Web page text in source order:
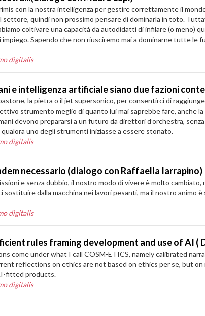
con la nostra intelligenza per gestire correttamente il
settore, quindi non prossimo pensare di dominarla in toto.
coltivare una capacità da autodidatti di infilare (o
Sapendo che non riusciremo mai a dominarne tutte le
digitalis
e intelligenza artificiale siano due fazioni
la pietra o il jet supersonico, per consentirci di
strumento meglio di quanto lui mai saprebbe fare, anche
devono prepararsi a un futuro da direttori d’orchestra,
uno degli strumenti iniziasse a essere stonato.
digitalis
necessario (dialogo con Raffaella Iarrapino)
e senza dubbio, il nostro modo di vivere è molto
sostituire dalla macchina nei lavori pesanti, ma il nostro animo
digitalis
rules framing development and use of AI (
come under what I call COSM-ETICS, namely calibrated
reflections on ethics are not based on ethics per se, but
fitted products.
digitalis